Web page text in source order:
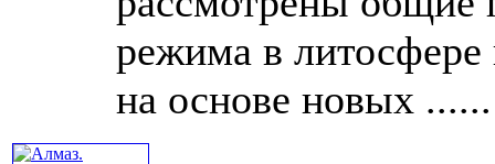
режима в литосфере
на основе новых ......